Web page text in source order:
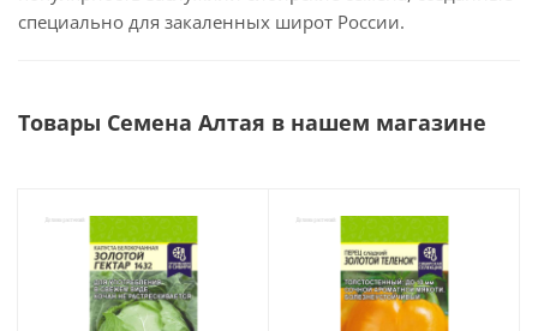
специально для закаленных широт России.
Товары Семена Алтая в нашем магазине